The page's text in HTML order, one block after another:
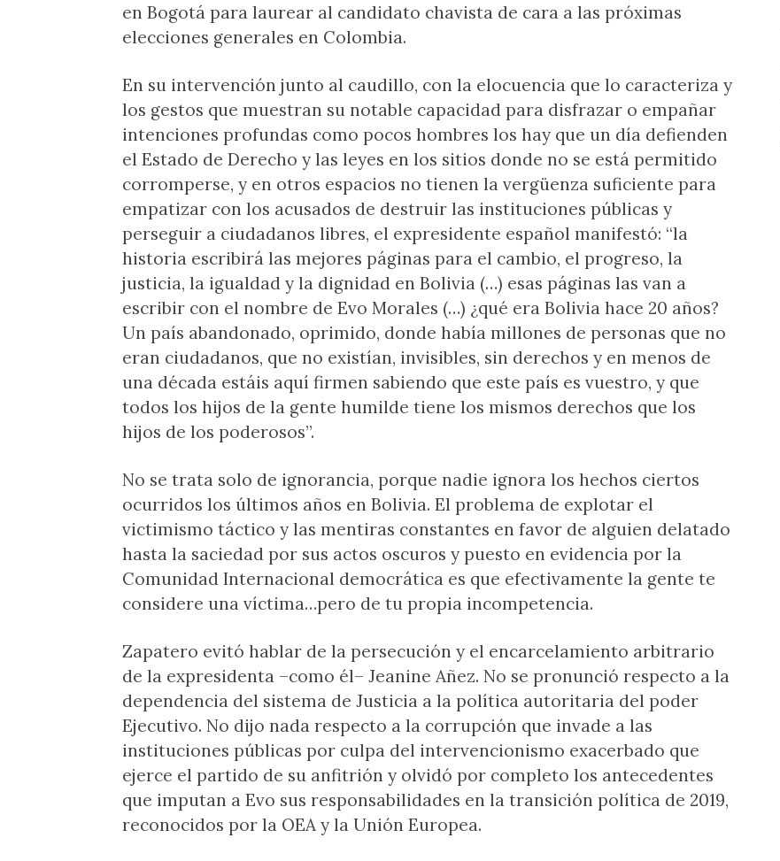
en Bogotá para laurear al candidato chavista de cara a las próximas
elecciones generales en Colombia.
En su intervención junto al caudillo, con la elocuencia que lo caracteriza y
los gestos que muestran su notable capacidad para disfrazar o empañar
intenciones profundas como pocos hombres los hay que un día defienden
el Estado de Derecho y las leyes en los sitios donde no se está permitido
corromperse, y en otros espacios no tienen la vergüenza suficiente para
empatizar con los acusados de destruir las instituciones públicas y
perseguir a ciudadanos libres, el expresidente español manifestó: “la
historia escribirá las mejores páginas para el cambio, el progreso, la
justicia, la igualdad y la dignidad en Bolivia (…) esas páginas las van a
escribir con el nombre de Evo Morales (…) ¿qué era Bolivia hace 20 años?
Un país abandonado, oprimido, donde había millones de personas que no
eran ciudadanos, que no existían, invisibles, sin derechos y en menos de
una década estáis aquí firmen sabiendo que este país es vuestro, y que
todos los hijos de la gente humilde tiene los mismos derechos que los
hijos de los poderosos”.
No se trata solo de ignorancia, porque nadie ignora los hechos ciertos
ocurridos los últimos años en Bolivia. El problema de explotar el
victimismo táctico y las mentiras constantes en favor de alguien delatado
hasta la saciedad por sus actos oscuros y puesto en evidencia por la
Comunidad Internacional democrática es que efectivamente la gente te
considere una víctima…pero de tu propia incompetencia.
Zapatero evitó hablar de la persecución y el encarcelamiento arbitrario
de la expresidenta –como él– Jeanine Añez. No se pronunció respecto a la
dependencia del sistema de Justicia a la política autoritaria del poder
Ejecutivo. No dijo nada respecto a la corrupción que invade a las
instituciones públicas por culpa del intervencionismo exacerbado que
ejerce el partido de su anfitrión y olvidó por completo los antecedentes
que imputan a Evo sus responsabilidades en la transición política de 2019,
reconocidos por la OEA y la Unión Europea.